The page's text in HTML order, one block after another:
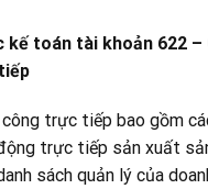
kế toán tài khoản 622 –
công trực tiếp bao gồm
trực tiếp sản xuất
sách quản lý của